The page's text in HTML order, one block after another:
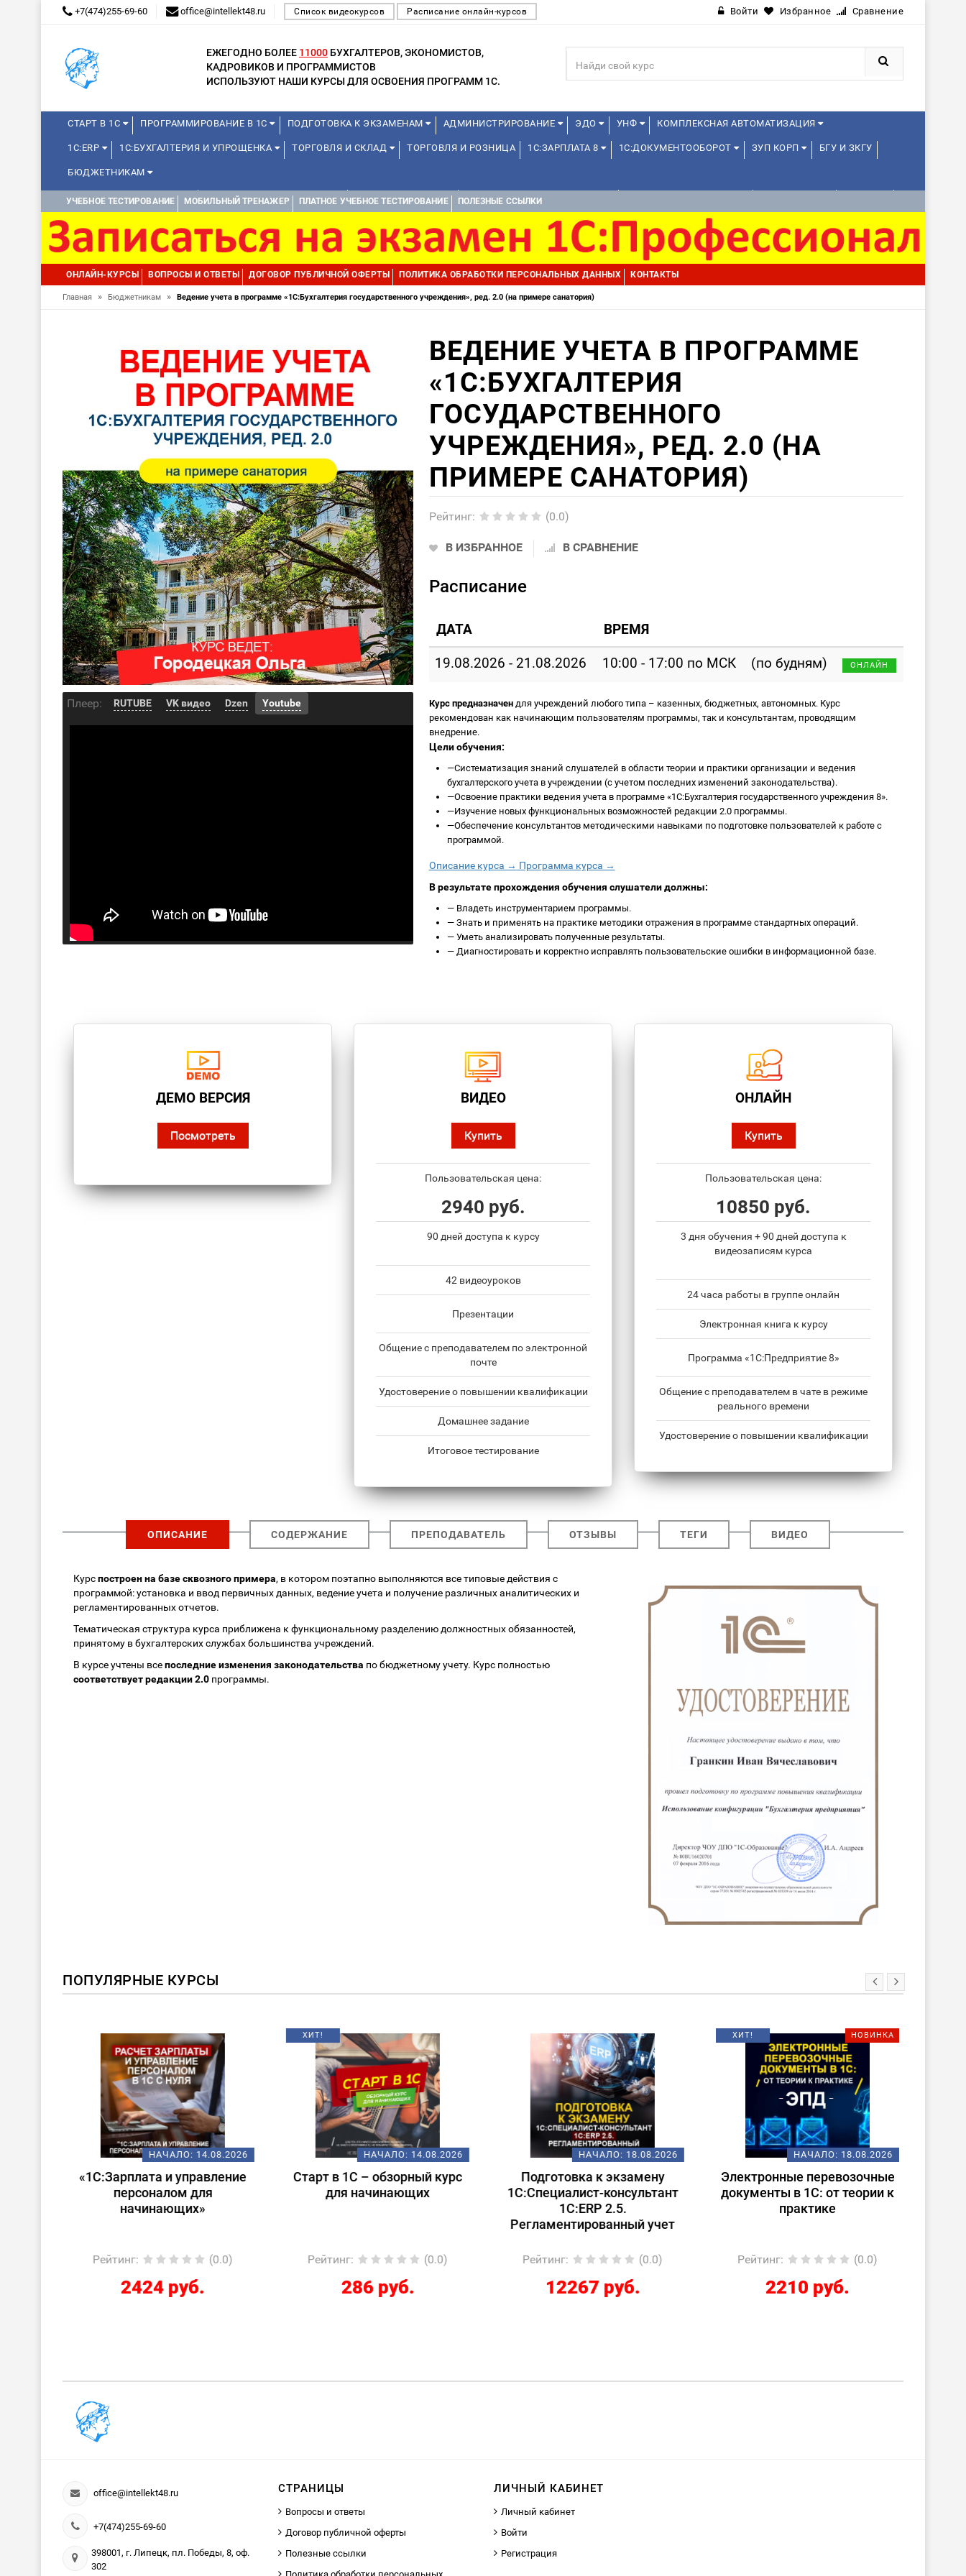
+7(474)255-69-60 office@intellekt48.ru Список видеокурсов Расписание онлайн-курсов Войти Избранное Сравнение
ЕЖЕГОДНО БОЛЕЕ 11000 БУХГАЛТЕРОВ, ЭКОНОМИСТОВ,
КАДРОВИКОВ И ПРОГРАММИСТОВ
ИСПОЛЬЗУЮТ НАШИ КУРСЫ ДЛЯ ОСВОЕНИЯ ПРОГРАММ 1С.
СТАРТ В 1С ПРОГРАММИРОВАНИЕ В 1С ПОДГОТОВКА К ЭКЗАМЕНАМ АДМИНИСТРИРОВАНИЕ ЭДО УНФ КОМПЛЕКСНАЯ АВТОМАТИЗАЦИЯ
1С:ERP 1С:БУХГАЛТЕРИЯ И УПРОЩЕНКА ТОРГОВЛЯ И СКЛАД ТОРГОВЛЯ И РОЗНИЦА 1С:ЗАРПЛАТА 8 1С:ДОКУМЕНТООБОРОТ ЗУП КОРП БГУ И ЗКГУ
БЮДЖЕТНИКАМ
КУРСЫ ДЛЯ ШКОЛЬНИКОВ ДИСТАНЦИОННАЯ ШКОЛА 1С ДЛЯ ШКОЛЬНИКОВ 1С:УПРАВЛЕНИЕ ХОЛДИНГОМ
1С:МЕДИЦИНА
УЧЕБНОЕ ТЕСТИРОВАНИЕ МОБИЛЬНЫЙ ТРЕНАЖЕР ПЛАТНОЕ УЧЕБНОЕ ТЕСТИРОВАНИЕ ПОЛЕЗНЫЕ ССЫЛКИ
ОНЛАЙН-КУРСЫ ВОПРОСЫ И ОТВЕТЫ ДОГОВОР ПУБЛИЧНОЙ ОФЕРТЫ ПОЛИТИКА ОБРАБОТКИ ПЕРСОНАЛЬНЫХ ДАННЫХ КОНТАКТЫ
Главная » Бюджетникам » Ведение учета в программе «1С:Бухгалтерия государственного учреждения», ред. 2.0 (на примере санатория)
Плеер: RUTUBE VK видео Dzen Youtube
ВЕДЕНИЕ УЧЕТА В ПРОГРАММЕ
«1С:БУХГАЛТЕРИЯ
ГОСУДАРСТВЕННОГО
УЧРЕЖДЕНИЯ», РЕД. 2.0 (НА
ПРИМЕРЕ САНАТОРИЯ)
Рейтинг: (0.0)
В ИЗБРАННОЕ В СРАВНЕНИЕ
Расписание
ДАТА ВРЕМЯ
19.08.2026 - 21.08.2026 10:00 - 17:00 по МСК (по будням) ОНЛАЙН
Курс предназначендля учреждений любого типа – казенных, бюджетных, автономных. Курс
рекомендован как начинающим пользователям программы, так и консультантам, проводящим
внедрение.
Цели обучения:
—Систематизация знаний слушателей в области теории и практики организации и ведения
бухгалтерского учета в учреждении (с учетом последних изменений законодательства).
—Освоение практики ведения учета в программе «1С:Бухгалтерия государственного учреждения 8».
—Изучение новых функциональных возможностей редакции 2.0 программы.
—Обеспечение консультантов методическими навыками по подготовке пользователей к работе с
программой.
Описание курса → Программа курса →
В результате прохождения обучения слушатели должны:
—Владеть инструментарием программы.
—Знать и применять на практике методики отражения в программе стандартных операций.
—Уметь анализировать полученные результаты.
—Диагностировать и корректно исправлять пользовательские ошибки в информационной базе.
ДЕМО ВЕРСИЯ
Посмотреть
ВИДЕО
Купить
Пользовательская цена:
2940 руб.
90 дней доступа к курсу
42 видеоуроков
Презентации
Общение с преподавателем по электронной
почте
Удостоверение о повышении квалификации
Домашнее задание
Итоговое тестирование
ОНЛАЙН
Купить
Пользовательская цена:
10850 руб.
3 дня обучения + 90 дней доступа к
видеозаписям курса
24 часа работы в группе онлайн
Электронная книга к курсу
Программа «1С:Предприятие 8»
Общение с преподавателем в чате в режиме
реального времени
Удостоверение о повышении квалификации
ОПИСАНИЕ СОДЕРЖАНИЕ ПРЕПОДАВАТЕЛЬ ОТЗЫВЫ ТЕГИ ВИДЕО
Курспостроен на базе сквозного примера, в котором поэтапно выполняются все типовые действия с
программой: установка и ввод первичных данных, ведение учета и получение различных аналитических и
регламентированных отчетов.
Тематическая структура курса приближена к функциональному разделению должностных обязанностей,
принятому в бухгалтерских службах большинства учреждений.
В курсе учтены всепоследние изменения законодательства по бюджетному учету. Курс полностью
соответствует редакции 2.0 программы.
ПОПУЛЯРНЫЕ КУРСЫ
НАЧАЛО: 14.08.2026
«1С:Зарплата и управление
персоналом для
начинающих»
Рейтинг: (0.0)
2424 руб.
ХИТ!
НАЧАЛО: 14.08.2026
Старт в 1С – обзорный курс
для начинающих
Рейтинг: (0.0)
286 руб.
НАЧАЛО: 18.08.2026
Подготовка к экзамену
1С:Специалист-консультант
1С:ERP 2.5.
Регламентированный учет
Рейтинг: (0.0)
12267 руб.
НОВИНКА
ХИТ!
НАЧАЛО: 18.08.2026
Электронные перевозочные
документы в 1С: от теории к
практике
Рейтинг: (0.0)
2210 руб.
office@intellekt48.ru
+7(474)255-69-60
398001, г. Липецк, пл. Победы, 8, оф.
302
СТРАНИЦЫ
Вопросы и ответы
Договор публичной оферты
Полезные ссылки
ЛИЧНЫЙ КАБИНЕТ
Личный кабинет
Войти
Регистрация